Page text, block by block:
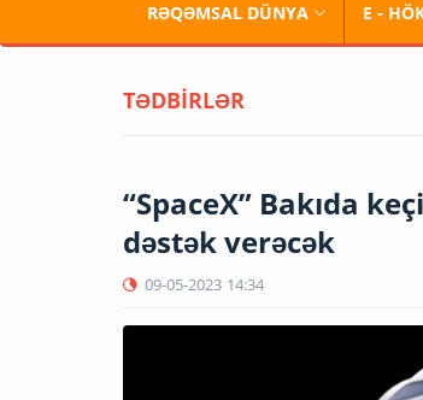
RƏQƏMSAL DÜNYA E -
TƏDBİRLƏR
“SpaceX” Bakıda
dəstək verəcək
09-05-2023 14:34